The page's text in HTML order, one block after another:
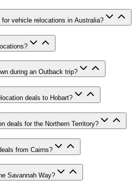
vehicle relocations in Australia?
during an Outback trip?
deals to Hobart?
deals for the Northern Territory?
from Cairns?
Savannah Way?